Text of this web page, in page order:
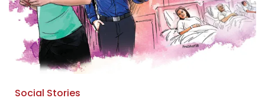
Social Stories